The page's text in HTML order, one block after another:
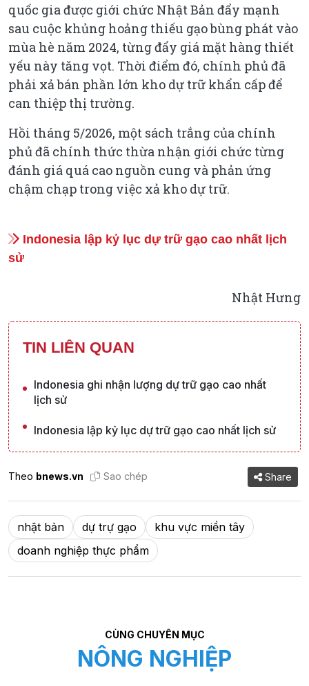
quốc gia được giới chức Nhật Bản đẩy mạnh
sau cuộc khủng hoảng thiếu gạo bùng phát vào
mùa hè năm 2024, từng đẩy giá mặt hàng thiết
yếu này tăng vọt. Thời điểm đó, chính phủ đã
phải xả bán phần lớn kho dự trữ khẩn cấp để
can thiệp thị trường.
Hồi tháng 5/2026, một sách trắng của chính
phủ đã chính thức thừa nhận giới chức từng
đánh giá quá cao nguồn cung và phản ứng
chậm chạp trong việc xả kho dự trữ.
Indonesia lập kỷ lục dự trữ gạo cao nhất lịch
sử
Nhật Hưng
TIN LIÊN QUAN
Indonesia ghi nhận lượng dự trữ gạo cao nhất
lịch sử
Indonesia lập kỷ lục dự trữ gạo cao nhất lịch sử
Theo bnews.vn Sao chép Share
nhật bản dự trự gạo
khu vực miền tây
doanh nghiệp thực phẩm
CÙNG CHUYÊN MỤC
NÔNG NGHIỆP